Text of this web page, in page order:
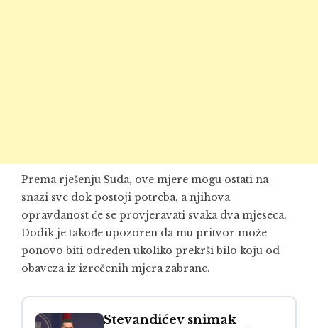
Prema rješenju Suda, ove mjere mogu ostati na
snazi sve dok postoji potreba, a njihova
opravdanost će se provjeravati svaka dva mjeseca.
Dodik je takođe upozoren da mu pritvor može
ponovo biti određen ukoliko prekrši bilo koju od
obaveza iz izrečenih mjera zabrane.
Stevandićev snimak